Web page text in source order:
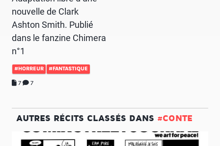
nouvelle de Clark
Ashton Smith. Publié
dans le fanzine Chimera
n°1
#HORREUR #FANTASTIQUE
7 7
AUTRES RÉCITS CLASSÉS DANS #CONTE